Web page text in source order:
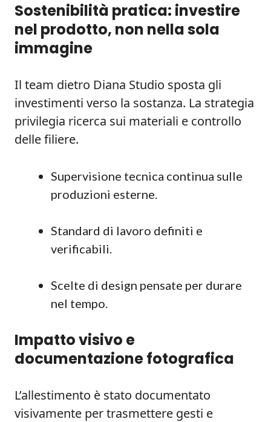
Sostenibilità pratica: investire
nel prodotto, non nella sola
immagine
Il team dietro Diana Studio sposta gli
investimenti verso la sostanza. La strategia
privilegia ricerca sui materiali e controllo
delle filiere.
Supervisione tecnica continua sulle
produzioni esterne.
Standard di lavoro definiti e
verificabili.
Scelte di design pensate per durare
nel tempo.
Impatto visivo e
documentazione fotografica
L’allestimento è stato documentato
visivamente per trasmettere gesti e